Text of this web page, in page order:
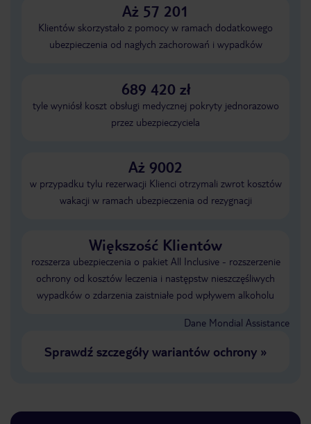
Aż 57 201
Klientów skorzystało z pomocy w ramach dodatkowego
ubezpieczenia od nagłych zachorowań i wypadków
689 420 zł
tyle wyniósł koszt obsługi medycznej pokryty jednorazowo
przez ubezpieczyciela
Aż 9002
w przypadku tylu rezerwacji Klienci otrzymali zwrot kosztów
wakacji w ramach ubezpieczenia od rezygnacji
Większość Klientów
rozszerza ubezpieczenia o pakiet All Inclusive - rozszerzenie
ochrony od kosztów leczenia i następstw nieszczęśliwych
wypadków o zdarzenia zaistniałe pod wpływem alkoholu
Dane Mondial Assistance
Sprawdź szczegóły wariantów ochrony»